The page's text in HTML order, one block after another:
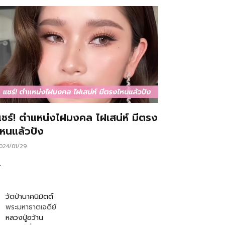
ร์! ตำแหน่งไฝมงคล ไฝเสน่ห์ มีตรง
นแล้วปัง
01/29
วัดป่านาคนิมิตต์
พระมหาธาตเจดีย์
หลวงปู่อว้าน